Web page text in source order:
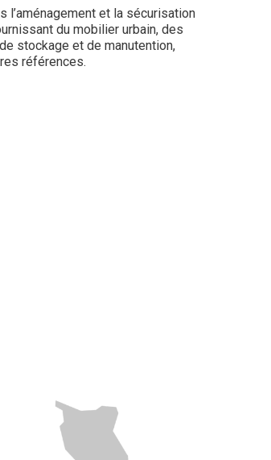
l’aménagement et la sécurisation
du mobilier urbain, des
stockage et de manutention,
références.